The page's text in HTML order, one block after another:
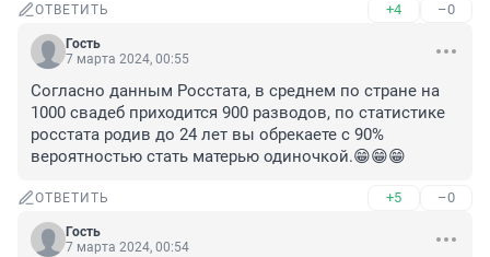
ОТВЕТИТЬ +4 –0
Гость
7 марта 2024, 00:55
Согласно данным Росстата, в среднем по стране на
1000 свадеб приходится 900 разводов, по статистике
росстата родив до 24 лет вы обрекаете с 90%
вероятностью стать матерью одиночкой.😁😁😁
ОТВЕТИТЬ +5 –0
Гость
7 марта 2024, 00:54